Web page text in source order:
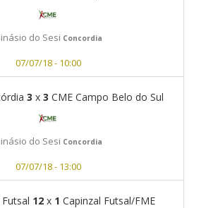
do Sesi Concordia
07/07/18 - 10:00
3 x 3 CME Campo Belo do Sul
do Sesi Concordia
07/07/18 - 13:00
Futsal 12 x 1 Capinzal Futsal/FME